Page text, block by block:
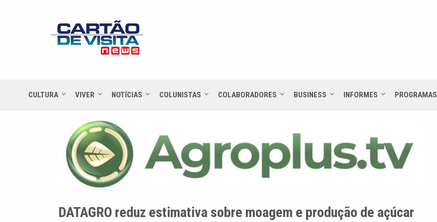
CULTURA VIVER NOTÍCIAS COLUNISTAS COLABORADORES BUSINESS INFORMES PROGRAMAS
DATAGRO reduz estimativa sobre moagem e produção de açúcar